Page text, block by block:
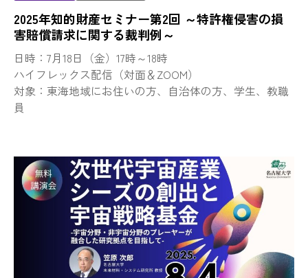
2025年知的財産セミナー第2回 ～特許権侵害の損
害賠償請求に関する裁判例～
日時：7月18日（金）17時～18時
ハイフレックス配信（対面＆ZOOM）
対象：東海地域にお住いの方、自治体の方、学生、教職
員